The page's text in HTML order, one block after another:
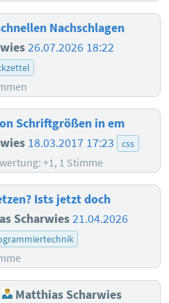
Nachschlagen
26.07.2026 18:22
Schriftgrößen in em
18.03.2017 17:23
css
+1, 1 Stimme
Ists jetzt doch
Scharwies 21.04.2026
Matthias Scharwies